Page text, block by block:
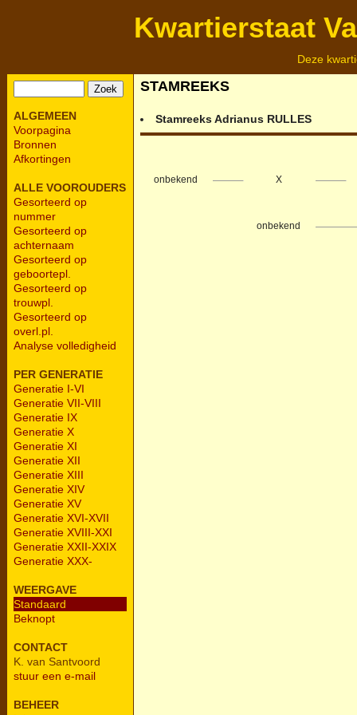
Kwartierstaat
Deze
ALGEMEEN
Voorpagina
Bronnen
Afkortingen
ALLE VOOROUDERS
Gesorteerd op
nummer
Gesorteerd op
achternaam
Gesorteerd op
geboortepl.
Gesorteerd op
trouwpl.
Gesorteerd op
overl.pl.
Analyse volledigheid
PER GENERATIE
Generatie I-VI
Generatie VII-VIII
Generatie IX
Generatie X
Generatie XI
Generatie XII
Generatie XIII
Generatie XIV
Generatie XV
Generatie XVI-XVII
Generatie XVIII-XXI
Generatie XXII-XXIX
Generatie XXX-
WEERGAVE
Standaard
Beknopt
CONTACT
K. van Santvoord
stuur een e-mail
BEHEER
STAMREEKS
StamreeksAdrianus RULLES
onbekend X
onbekend